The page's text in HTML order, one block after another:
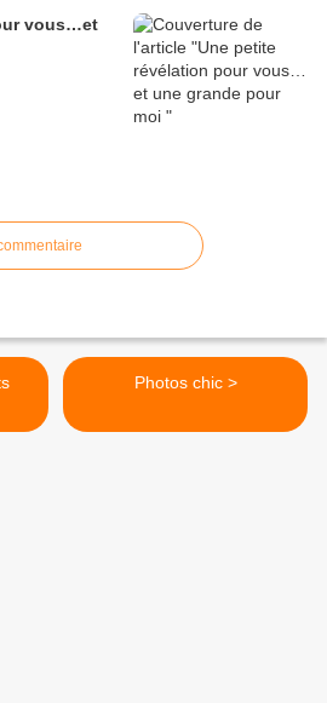
vous…et
Photos chic >